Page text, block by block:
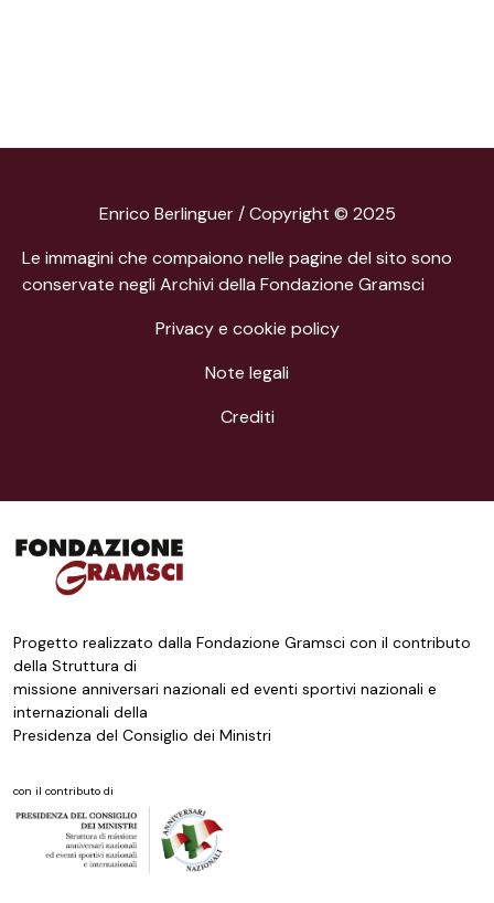
Enrico Berlinguer / Copyright © 2025
Le immagini che compaiono nelle pagine del sito sono
conservate negli Archivi della Fondazione Gramsci
Privacy e cookie policy
Note legali
Crediti
Progetto realizzato dalla Fondazione Gramsci con il contributo
della Struttura di
missione anniversari nazionali ed eventi sportivi nazionali e
internazionali della
Presidenza del Consiglio dei Ministri
con il contributo di